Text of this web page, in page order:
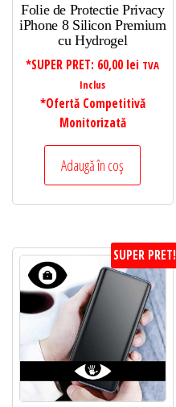
Folie de Protectie Privacy
iPhone 8 Silicon Premium
cu Hydrogel
*SUPER PRET: 60,00 lei TVA
Inclus
*Ofertă Competitivă
Monitorizată
Adaugă în coș
SUPER PRET!